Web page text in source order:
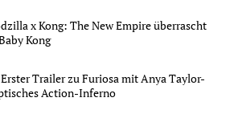
x Kong: The New Empire überrascht
Kong
Trailer zu Furiosa mit Anya Taylor-
Action-Inferno